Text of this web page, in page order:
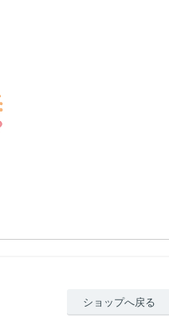
ショップへ戻る